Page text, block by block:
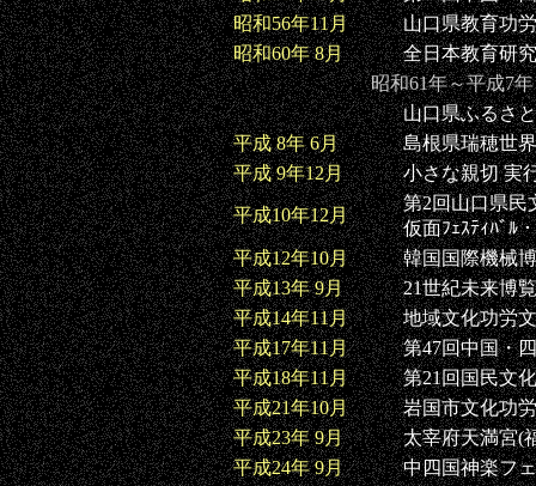
昭和56年11月
山口県教育功
昭和60年 8月
全日本教育研
昭和61年～平成7
山口県ふるさ
平成 8年 6月
島根県瑞穂世
平成 9年12月
小さな親切 実
平成10年12月
第2回山口県民
仮面ﾌｪｽﾃｨﾊﾞﾙ
平成12年10月
韓国国際機械
平成13年 9月
21世紀未来博
平成14年11月
地域文化功労
平成17年11月
第47回中国・
平成18年11月
第21回国民文
平成21年10月
岩国市文化功
平成23年 9月
太宰府天満宮(
平成24年 9月
中四国神楽フ